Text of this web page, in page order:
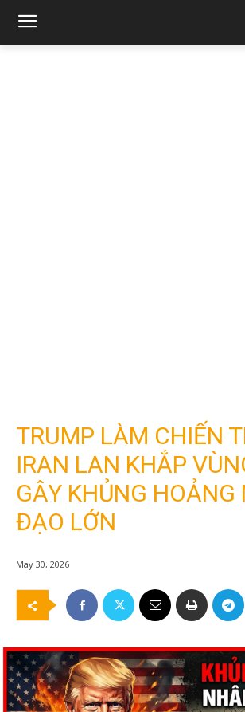
TRUMP LÀM CHIẾN
IRAN LAN KHẮP
GÂY KHỦNG HOẢNG
ĐẠO LỚN
May 30, 2026